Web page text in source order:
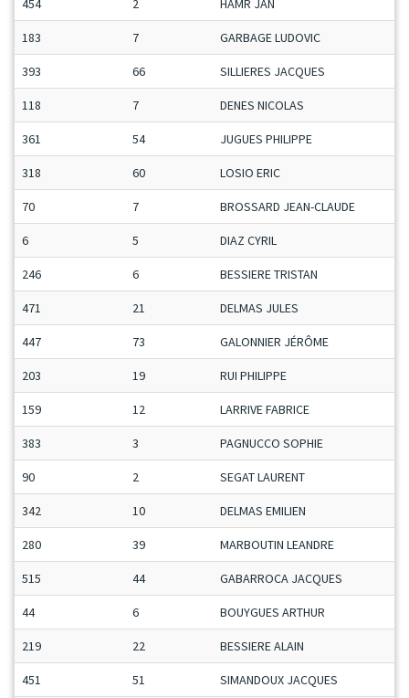
454 2 HAMR JAN
183 7 GARBAGE LUDOVIC
393 66 SILLIERES JACQUES
118 7 DENES NICOLAS
361 54 JUGUES PHILIPPE
318 60 LOSIO ERIC
70 7 BROSSARD JEAN-CLAUDE
6 5 DIAZ CYRIL
246 6 BESSIERE TRISTAN
471 21 DELMAS JULES
447 73 GALONNIER JÉRÔME
203 19 RUI PHILIPPE
159 12 LARRIVE FABRICE
383 3 PAGNUCCO SOPHIE
90 2 SEGAT LAURENT
342 10 DELMAS EMILIEN
280 39 MARBOUTIN LEANDRE
515 44 GABARROCA JACQUES
44 6 BOUYGUES ARTHUR
219 22 BESSIERE ALAIN
451 51 SIMANDOUX JACQUES